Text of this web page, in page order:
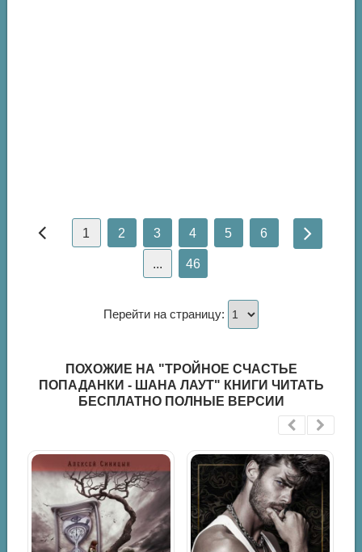
1 2 3 4 5 6
... 46
Перейти на страницу:
ПОХОЖИЕ НА "ТРОЙНОЕ СЧАСТЬЕ
ПОПАДАНКИ - ШАНА ЛАУТ" КНИГИ ЧИТАТЬ
БЕСПЛАТНО ПОЛНЫЕ ВЕРСИИ